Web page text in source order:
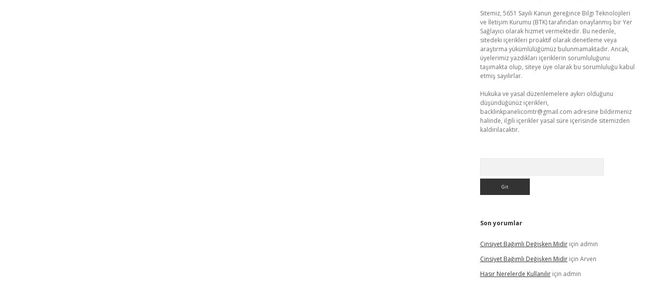
Sitemiz, 5651 Sayılı Kanun gereğince Bilgi Teknolojileri
ve İletişim Kurumu (BTK) tarafından onaylanmış bir Yer
Sağlayıcı olarak hizmet vermektedir. Bu nedenle,
sitedeki içerikleri proaktif olarak denetleme veya
araştırma yükümlülüğümüz bulunmamaktadır. Ancak,
üyelerimiz yazdıkları içeriklerin sorumluluğunu
taşımakta olup, siteye üye olarak bu sorumluluğu kabul
etmiş sayılırlar.
Hukuka ve yasal düzenlemelere aykırı olduğunu
düşündüğünüz içerikleri,
backlinkpanelicomtr@gmail.com adresine bildirmeniz
halinde, ilgili içerikler yasal süre içerisinde sitemizden
kaldırılacaktır.
Son yorumlar
Cinsiyet Bağımlı Değişken Midiriçin admin
Cinsiyet Bağımlı Değişken Midiriçin Arven
Hasır Nerelerde Kullanılıriçin admin